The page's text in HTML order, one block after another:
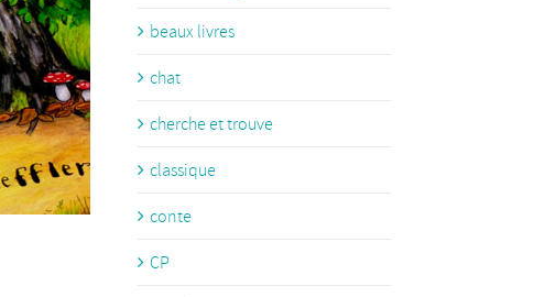
beaux livres
chat
cherche et trouve
classique
conte
CP